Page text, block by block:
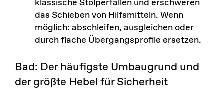
klassische Stolperfallen und erschweren
das Schieben von Hilfsmitteln. Wenn
möglich: abschleifen, ausgleichen oder
durch flache Übergangsprofile ersetzen.
Bad: Der häufigste Umbaugrund und
der größte Hebel für Sicherheit